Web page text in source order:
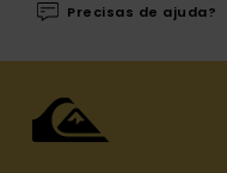
Precisas de ajuda?